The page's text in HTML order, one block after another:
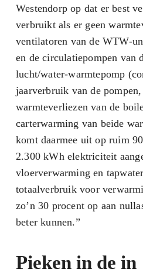
Westendorp op dat er best
verbruikt als er geen
ventilatoren van de WTW-
en de circulatiepompen van
lucht/water-warmtepomp
jaarverbruik van de
warmteverliezen van de
carterwarming van beide
komt daarmee uit op ruim
2.300 kWh elektriciteit
vloerverwarming en
totaalverbruik voor
zo’n 30 procent op aan
beter kunnen.”
Pieken in de in